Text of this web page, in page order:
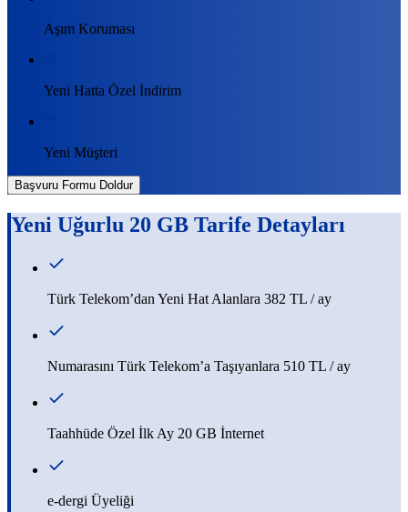
Aşım Koruması
Yeni Hatta Özel İndirim
Yeni Müşteri
Başvuru Formu Doldur
Yeni Uğurlu 20 GB Tarife Detayları
Türk Telekom’dan Yeni Hat Alanlara 382 TL / ay
Numarasını Türk Telekom’a Taşıyanlara 510 TL / ay
Taahhüde Özel İlk Ay 20 GB İnternet
e-dergi Üyeliği